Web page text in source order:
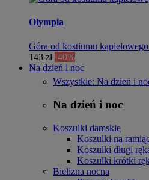
Olympia
Góra od kostiumu
143 zł -40%
Na dzień i noc
Wszystkie: Na dzień i
Na dzień i noc
Koszulki damskie
Koszulki na
Koszulki długi
Koszulki krótki
Bielizna nocna